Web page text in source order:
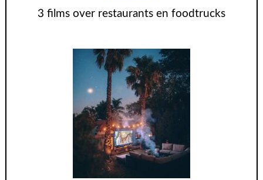
3 films over restaurants en foodtrucks